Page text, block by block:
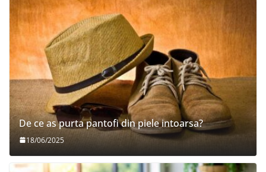
De ce as purta pantofi din piele intoarsa?
18/06/2025